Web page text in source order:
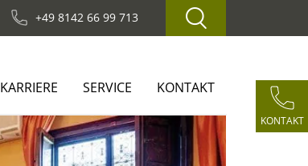
+49 8142 66 99 713
KONTAKT
KARRIERE SERVICE KONTAKT
Next